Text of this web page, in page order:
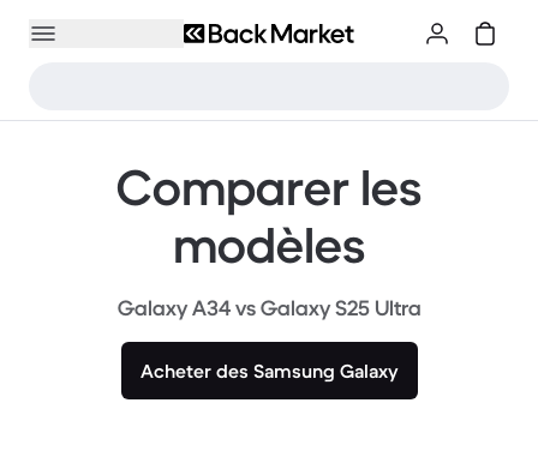
Comparer les
modèles
Galaxy A34 vs Galaxy S25 Ultra
Acheter des Samsung Galaxy